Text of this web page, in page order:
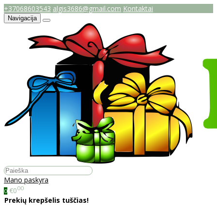
+37068603543 algis3686@gmail.com Kontaktai
Navigacija
Mano paskyra
0 €000
Prekių krepšelis tuščias!